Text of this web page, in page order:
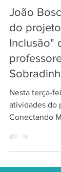
7 de mai. de 2025
João
do
Inclusão"
atividades do
Conectando
Associação...